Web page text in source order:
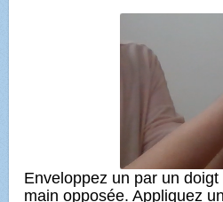
Enveloppez un par un
main opposée. Appliquez